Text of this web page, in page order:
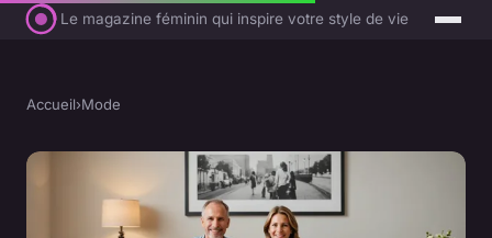
Le magazine féminin qui inspire votre style de vie
Accueil›Mode